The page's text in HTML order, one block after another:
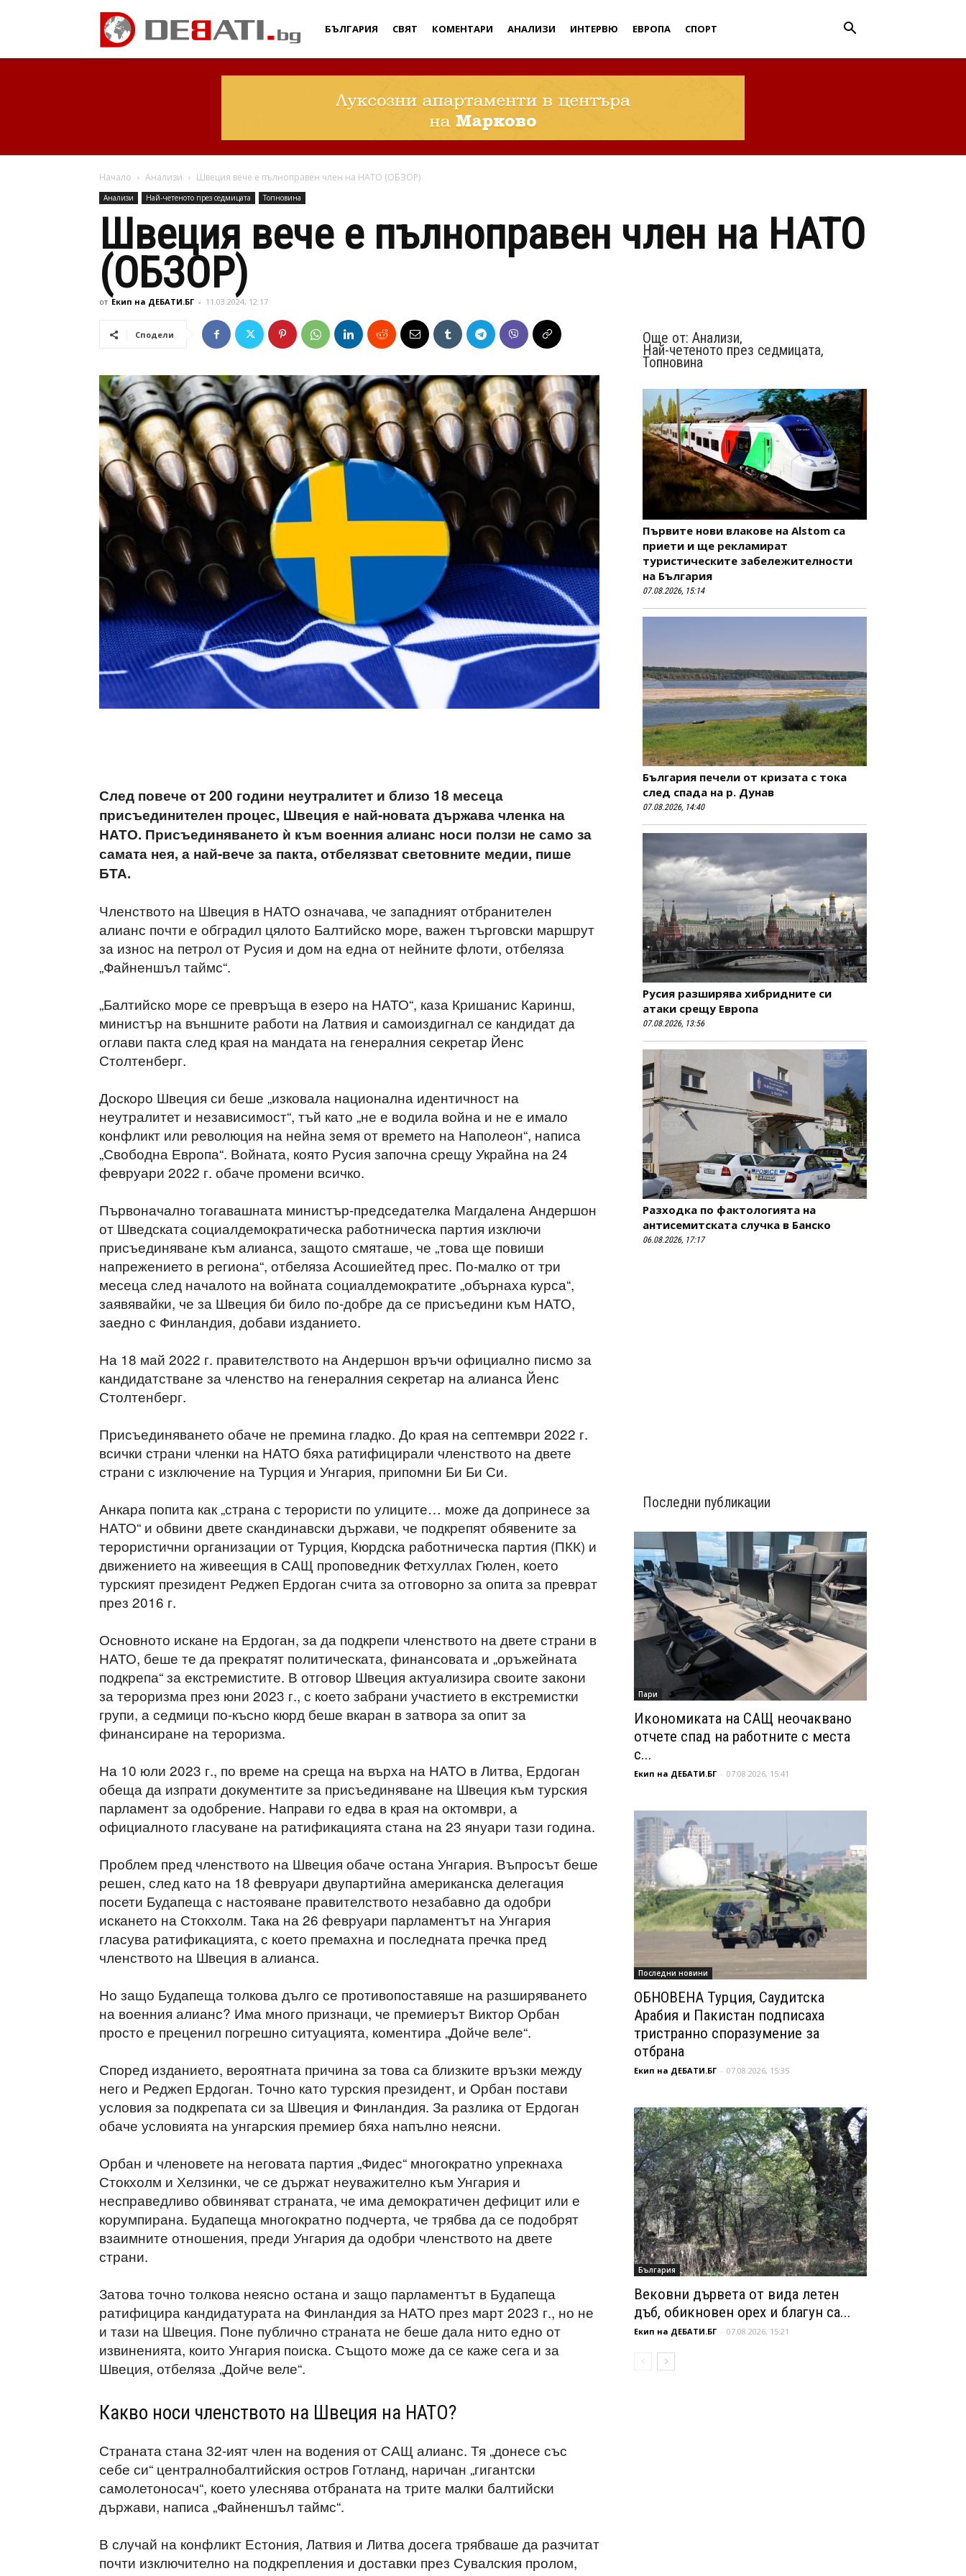
Дебати
БЪЛГАРИЯ СВЯТ КОМЕНТАРИ АНАЛИЗИ ИНТЕРВЮ ЕВРОПА СПОРТ
Начало Анализи Швеция вече е пълноправен член на НАТО (ОБЗОР)
Анализи Най-четеното през седмицата Топновина
Швеция вече е пълноправен член на НАТО
(ОБЗОР)
от Екип на ДЕБАТИ.БГ - 11.03.2024, 12:17
Сподели
След повече от 200 години неутралитет и близо 18 месеца
присъединителен процес, Швеция е най-новата държава членка на
НАТО. Присъединяването ѝ към военния алианс носи ползи не само за
самата нея, а най-вече за пакта, отбелязват световните медии, пише
БТА.
Членството на Швеция в НАТО означава, че западният отбранителен
алианс почти е обградил цялото Балтийско море, важен търговски маршрут
за износ на петрол от Русия и дом на една от нейните флоти, отбеляза
„Файненшъл таймс“.
„Балтийско море се превръща в езеро на НАТО“, каза Кришанис Каринш,
министър на външните работи на Латвия и самоиздигнал се кандидат да
оглави пакта след края на мандата на генералния секретар Йенс
Столтенберг.
Доскоро Швеция си беше „изковала национална идентичност на
неутралитет и независимост“, тъй като „не е водила война и не е имало
конфликт или революция на нейна земя от времето на Наполеон“, написа
„Свободна Европа“. Войната, която Русия започна срещу Украйна на 24
февруари 2022 г. обаче промени всичко.
Първоначално тогавашната министър-председателка Магдалена Андершон
от Шведската социалдемократическа работническа партия изключи
присъединяване към алианса, защото смяташе, че „това ще повиши
напрежението в региона“, отбеляза Асошиейтед прес. По-малко от три
месеца след началото на войната социалдемократите „обърнаха курса“,
заявявайки, че за Швеция би било по-добре да се присъедини към НАТО,
заедно с Финландия, добави изданието.
На 18 май 2022 г. правителството на Андершон връчи официално писмо за
кандидатстване за членство на генералния секретар на алианса Йенс
Столтенберг.
Присъединяването обаче не премина гладко. До края на септември 2022 г.
всички страни членки на НАТО бяха ратифицирали членството на двете
страни с изключение на Турция и Унгария, припомни Би Би Си.
Анкара попита как „страна с терористи по улиците… може да допринесе за
НАТО“ и обвини двете скандинавски държави, че подкрепят обявените за
терористични организации от Турция, Кюрдска работническа партия (ПКК) и
движението на живеещия в САЩ проповедник Фетхуллах Гюлен, което
турският президент Реджеп Ердоган счита за отговорно за опита за преврат
през 2016 г.
Основното искане на Ердоган, за да подкрепи членството на двете страни в
НАТО, беше те да прекратят политическата, финансовата и „оръжейната
подкрепа“ за екстремистите. В отговор Швеция актуализира своите закони
за тероризма през юни 2023 г., с което забрани участието в екстремистки
групи, а седмици по-късно кюрд беше вкаран в затвора за опит за
финансиране на тероризма.
На 10 юли 2023 г., по време на среща на върха на НАТО в Литва, Ердоган
обеща да изпрати документите за присъединяване на Швеция към турския
парламент за одобрение. Направи го едва в края на октомври, а
официалното гласуване на ратификацията стана на 23 януари тази година.
Проблем пред членството на Швеция обаче остана Унгария. Въпросът беше
решен, след като на 18 февруари двупартийна американска делегация
посети Будапеща с настояване правителството незабавно да одобри
искането на Стокхолм. Така на 26 февруари парламентът на Унгария
гласува ратификацията, с което премахна и последната пречка пред
членството на Швеция в алианса.
Но защо Будапеща толкова дълго се противопоставяше на разширяването
на военния алианс? Има много признаци, че премиерът Виктор Орбан
просто е преценил погрешно ситуацията, коментира „Дойче веле“.
Според изданието, вероятната причина за това са близките връзки между
него и Реджеп Ердоган. Точно като турския президент, и Орбан постави
условия за подкрепата си за Швеция и Финландия. За разлика от Ердоган
обаче условията на унгарския премиер бяха напълно неясни.
Орбан и членовете на неговата партия „Фидес“ многократно упрекнаха
Стокхолм и Хелзинки, че се държат неуважително към Унгария и
несправедливо обвиняват страната, че има демократичен дефицит или е
корумпирана. Будапеща многократно подчерта, че трябва да се подобрят
взаимните отношения, преди Унгария да одобри членството на двете
страни.
Затова точно толкова неясно остана и защо парламентът в Будапеща
ратифицира кандидатурата на Финландия за НАТО през март 2023 г., но не
и тази на Швеция. Поне публично страната не беше дала нито едно от
извиненията, които Унгария поиска. Същото може да се каже сега и за
Швеция, отбеляза „Дойче веле“.
Какво носи членството на Швеция на НАТО?
Страната стана 32-ият член на водения от САЩ алианс. Тя „донесе със
себе си“ централнобалтийския остров Готланд, наричан „гигантски
самолетоносач“, което улеснява отбраната на трите малки балтийски
държави, написа „Файненшъл таймс“.
В случай на конфликт Естония, Латвия и Литва досега трябваше да разчитат
почти изключително на подкрепления и доставки през Сувалския пролом,
Още от: Анализи,
Най-четеното през седмицата,
Топновина
Първите нови влакове на Alstom са
приети и ще рекламират
туристическите забележителности
на България
07.08.2026, 15:14
България печели от кризата с тока
след спада на р. Дунав
07.08.2026, 14:40
Русия разширява хибридните си
атаки срещу Европа
07.08.2026, 13:56
Разходка по фактологията на
антисемитската случка в Банско
06.08.2026, 17:17
Последни публикации
Пари
Икономиката на САЩ неочаквано
отчете спад на работните с места
с...
Екип на ДЕБАТИ.БГ - 07.08.2026, 15:41
Последни новини
ОБНОВЕНА Турция, Саудитска
Арабия и Пакистан подписаха
тристранно споразумение за
отбрана
Екип на ДЕБАТИ.БГ - 07.08.2026, 15:35
България
Вековни дървета от вида летен
дъб, обикновен орех и благун са...
Екип на ДЕБАТИ.БГ - 07.08.2026, 15:21